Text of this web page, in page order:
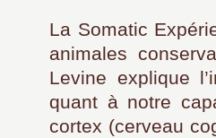
La Somatic
animales
Levine explique
quant à notre
cortex (cerveau